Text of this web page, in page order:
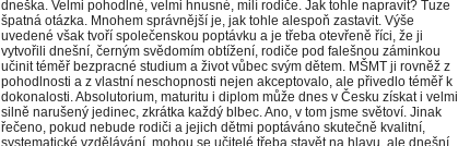
dneška. Velmi pohodlné, velmi hnusné, milí rodiče. Jak tohle napravit? Tuze
špatná otázka. Mnohem správnější je, jak tohle alespoň zastavit. Výše
uvedené však tvoří společenskou poptávku a je třeba otevřeně říci, že ji
vytvořili dnešní, černým svědomím obtížení, rodiče pod falešnou záminkou
učinit téměř bezpracné studium a život vůbec svým dětem. MŠMT ji rovněž z
pohodlnosti a z vlastní neschopnosti nejen akceptovalo, ale přivedlo téměř k
dokonalosti. Absolutorium, maturitu i diplom může dnes v Česku získat i velmi
silně narušený jedinec, zkrátka každý blbec. Ano, v tom jsme světoví. Jinak
řečeno, pokud nebude rodiči a jejich dětmi poptáváno skutečně kvalitní,
systematické vzdělávání, mohou se učitelé třeba stavět na hlavu, ale dnešní